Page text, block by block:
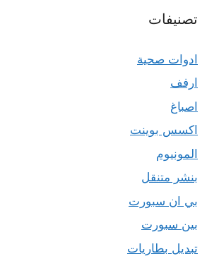
تصنيفات
ادوات صحية
ارفف
اصباغ
اكسس بوينت
المونيوم
بنشر متنقل
بي ان سبورت
بين سبورت
تبديل بطاريات